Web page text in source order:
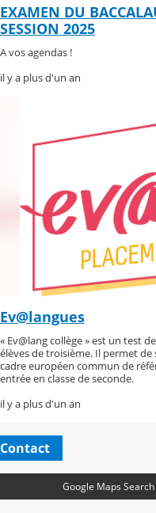
EXAMEN DU
SESSION 2025
A vos agendas !
il y a plus d'un an
Ev@langues
« Ev@lang collège » est un test
élèves de troisième. Il permet
cadre européen commun de
entrée en classe de seconde.
il y a plus d'un an
Contact
Google Maps